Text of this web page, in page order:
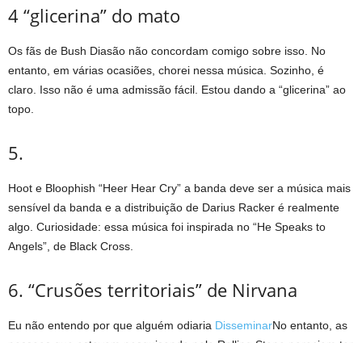
4 “glicerina” do mato
Os fãs de Bush Diasão não concordam comigo sobre isso. No
entanto, em várias ocasiões, chorei nessa música. Sozinho, é
claro. Isso não é uma admissão fácil. Estou dando a “glicerina” ao
topo.
5.
Hoot e Bloophish “Heer Hear Cry” a banda deve ser a música mais
sensível da banda e a distribuição de Darius Racker é realmente
algo. Curiosidade: essa música foi inspirada no “He Speaks to
Angels”, de Black Cross.
6. “Crusões territoriais” de Nirvana
Eu não entendo por que alguém odiaria DisseminarNo entanto, as